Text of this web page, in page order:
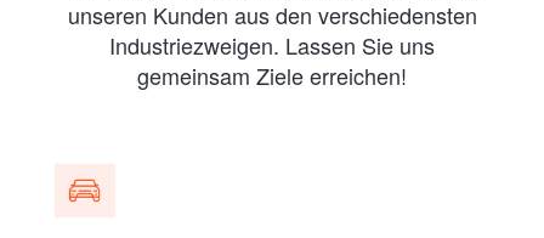
unseren Kunden aus den verschiedensten
Industriezweigen. Lassen Sie uns
gemeinsam Ziele erreichen!